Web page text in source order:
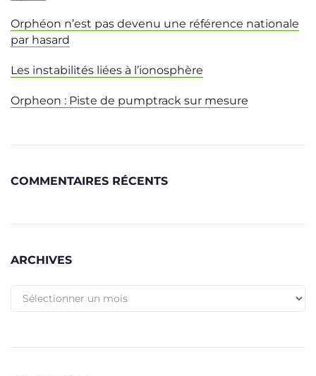
Orphéon n’est pas devenu une référence nationale
par hasard
Les instabilités liées à l’ionosphère
Orpheon : Piste de pumptrack sur mesure
COMMENTAIRES RÉCENTS
ARCHIVES